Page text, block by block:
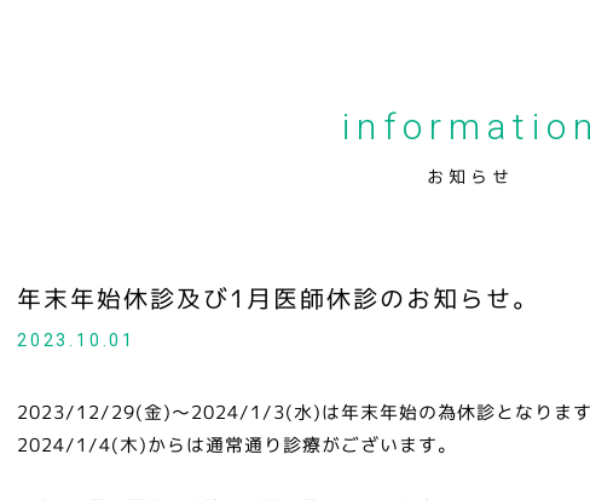
お知らせ
年末年始休診及び1月医師休診のお知らせ。
2023.10.01
2023/12/29(金)～2024/1/3(水)は年末年始の為休診となりま
2024/1/4(木)からは通常通り診療がございます。